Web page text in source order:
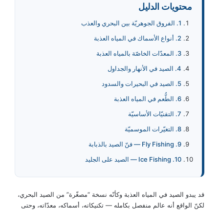
محتويات الدليل
1. الفروق الجوهريّة بين البحري والعذب
2. أنواع الأسماك في المياه العذبة
3. المعدّات الخاصّة بالمياه العذبة
4. الصيد في الأنهار والجداول
5. الصيد في البحيرات والسدود
6. الطُّعم في المياه العذبة
7. التقنيّات الأساسيّة
8. التغيّرات الموسميّة
9. Fly Fishing — فنّ الصيد بالذبابة
10. Ice Fishing — الصيد على الجليد
قد يبدو الصيد في المياه العذبة وكأنّه نسخة “مصغّرة” من الصيد البحري،
لكنّ الواقع أنه عالم منفصل بكامله — تكنيكاته، أسماكه، معدّاته، وحتى